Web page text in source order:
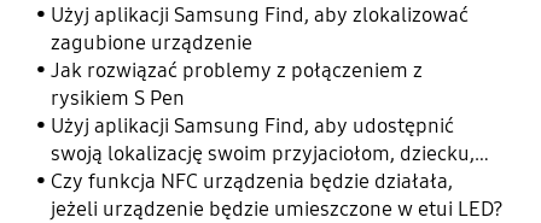
Użyj aplikacji Samsung Find, aby zlokalizować
zagubione urządzenie
Jak rozwiązać problemy z połączeniem z
rysikiem S Pen
Użyj aplikacji Samsung Find, aby udostępnić
swoją lokalizację swoim przyjaciołom, dziecku,
rodzinie i innym kontaktom
Czy funkcja NFC urządzenia będzie działała,
jeżeli urządzenie będzie umieszczone w etui LED?